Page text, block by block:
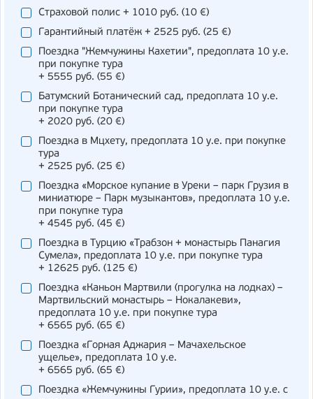
Страховой полис + 1010 pуб. (10 €)
Гарантийный платёж + 2525 pуб. (25 €)
Поездка "Жемчужины Кахетии", предоплата 10 у.е.
при покупке тура
+ 5555 pуб. (55 €)
Батумский Ботанический сад, предоплата 10 у.е.
при покупке тура
+ 2020 pуб. (20 €)
Поездка в Мцхету, предоплата 10 у.е. при покупке
тура
+ 2525 pуб. (25 €)
Поездка «Морское купание в Уреки – парк Грузия в
миниатюре – Парк музыкантов», предоплата 10 у.е.
при покупке тура
+ 4545 pуб. (45 €)
Поездка в Турцию «Трабзон + монастырь Панагия
Сумела», предоплата 10 у.е. при покупке тура
+ 12625 pуб. (125 €)
Поездка «Каньон Мартвили (прогулка на лодках) –
Мартвильский монастырь – Нокалакеви»,
предоплата 10 у.е. при покупке тура
+ 6565 pуб. (65 €)
Поездка «Горная Аджария – Мачахельское
ущелье», предоплата 10 у.е.
+ 6565 pуб. (65 €)
Поездка «Жемчужины Гурии», предоплата 10 у.е. с